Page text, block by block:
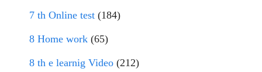
7 th Online test (184)
8 Home work (65)
8 th e learnig Video (212)